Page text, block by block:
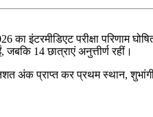
इंटरमीडिएट परीक्षा परिणाम
14 छात्राएं अनुत्तीर्ण रहीं।
अंक प्राप्त कर प्रथम स्थान,